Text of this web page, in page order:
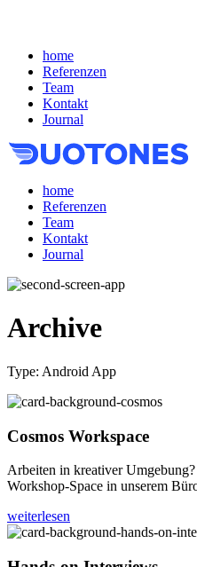
home
Referenzen
Team
Kontakt
Journal
home
Referenzen
Team
Kontakt
Journal
Archive
Type: Android App
Cosmos Workspace
Arbeiten in kreativer
Workshop-Space in unserem
weiterlesen